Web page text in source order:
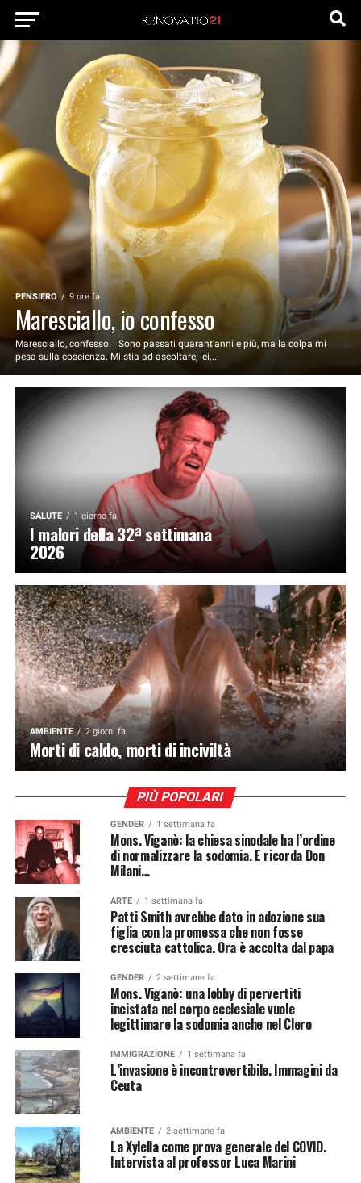
PENSIERO 9 ore fa
Maresciallo, io confesso
Maresciallo, confesso. Sono passati quarant’anni e più, ma la colpa mi
pesa sulla coscienza. Mi stia ad ascoltare, lei...
SALUTE 1 giorno fa
I malori della 32ª settimana
2026
AMBIENTE 2 giorni fa
Morti di caldo, morti di inciviltà
PIÙ POPOLARI
GENDER 1 settimana fa
Mons. Viganò: la chiesa sinodale ha l’ordine
di normalizzare la sodomia. E ricorda Don
Milani…
ARTE 1 settimana fa
Patti Smith avrebbe dato in adozione sua
figlia con la promessa che non fosse
cresciuta cattolica. Ora è accolta dal papa
GENDER 2 settimane fa
Mons. Viganò: una lobby di pervertiti
incistata nel corpo ecclesiale vuole
legittimare la sodomia anche nel Clero
IMMIGRAZIONE 1 settimana fa
L’invasione è incontrovertibile. Immagini da
Ceuta
AMBIENTE 2 settimane fa
La Xylella come prova generale del COVID.
Intervista al professor Luca Marini